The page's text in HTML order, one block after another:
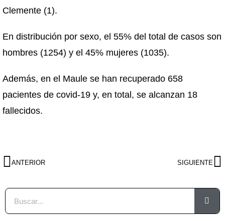
Clemente (1).
En distribución por sexo, el 55% del total de casos son
hombres (1254) y el 45% mujeres (1035).
Además, en el Maule se han recuperado 658
pacientes de covid-19 y, en total, se alcanzan 18
fallecidos.
ANTERIOR SIGUIENTE